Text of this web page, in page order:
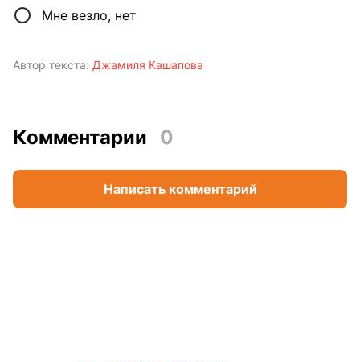
Мне везло, нет
Автор текста: Джамиля Кашапова
Комментарии 0
Написать комментарий